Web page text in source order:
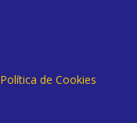
Política de Cookies